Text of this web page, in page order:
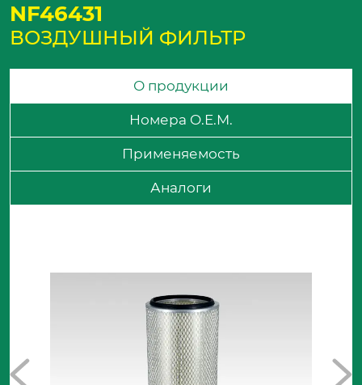
NF46431
ВОЗДУШНЫЙ ФИЛЬТР
О продукции
Номера O.E.M.
Применяемость
Аналоги